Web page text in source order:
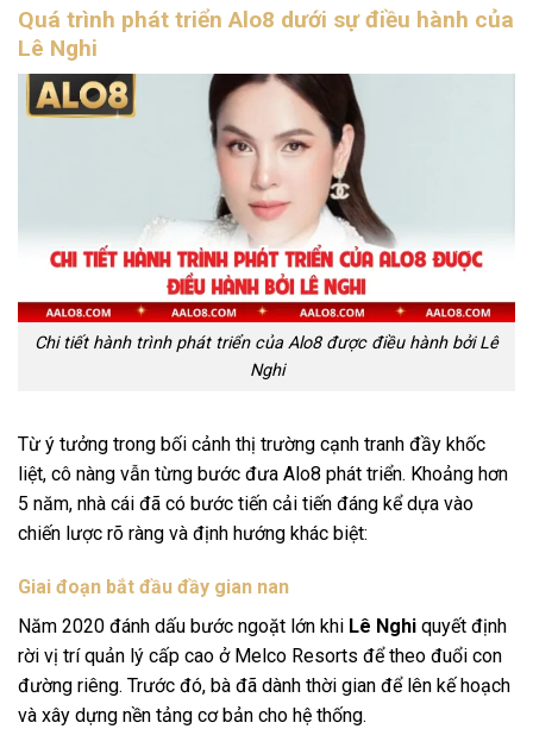
Quá trình phát triển Alo8 dưới sự điều hành của
Lê Nghi
Chi tiết hành trình phát triển của Alo8 được điều hành bởi Lê
Nghi
Từ ý tưởng trong bối cảnh thị trường cạnh tranh đầy khốc
liệt, cô nàng vẫn từng bước đưa Alo8 phát triển. Khoảng hơn
5 năm, nhà cái đã có bước tiến cải tiến đáng kể dựa vào
chiến lược rõ ràng và định hướng khác biệt:
Giai đoạn bắt đầu đầy gian nan
Năm 2020 đánh dấu bước ngoặt lớn khi Lê Nghi quyết định
rời vị trí quản lý cấp cao ở Melco Resorts để theo đuổi con
đường riêng. Trước đó, bà đã dành thời gian để lên kế hoạch
và xây dựng nền tảng cơ bản cho hệ thống.